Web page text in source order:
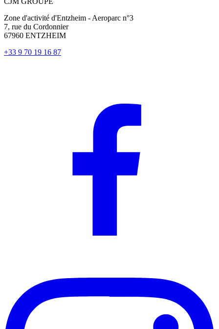
Zone d'activité d'Entzheim - Aeroparc n°3
7, rue du Cordonnier
67960 ENTZHEIM
+33 9 70 19 16 87